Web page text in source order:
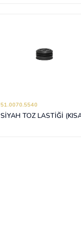
51.0070.5540
SİYAH TOZ LASTİĞİ